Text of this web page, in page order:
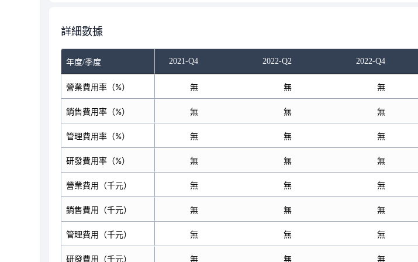
詳細數據
年度/季度
2021-Q2 2021-Q4 2022-Q2 2022-Q4
營業費用率（%）
銷售費用率（%）
管理費用率（%）
研發費用率（%）
營業費用（千元）
銷售費用（千元）
管理費用（千元）
研發費用（千元）
無 無 無 無
無 無 無 無
無 無 無 無
無 無 無 無
無 無 無 無
無 無 無 無
無 無 無 無
無 無 無 無